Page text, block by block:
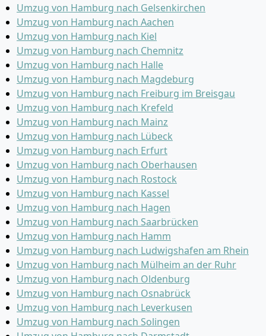
Umzug von Hamburg nach Gelsenkirchen
Umzug von Hamburg nach Aachen
Umzug von Hamburg nach Kiel
Umzug von Hamburg nach Chemnitz
Umzug von Hamburg nach Halle
Umzug von Hamburg nach Magdeburg
Umzug von Hamburg nach Freiburg im Breisgau
Umzug von Hamburg nach Krefeld
Umzug von Hamburg nach Mainz
Umzug von Hamburg nach Lübeck
Umzug von Hamburg nach Erfurt
Umzug von Hamburg nach Oberhausen
Umzug von Hamburg nach Rostock
Umzug von Hamburg nach Kassel
Umzug von Hamburg nach Hagen
Umzug von Hamburg nach Saarbrücken
Umzug von Hamburg nach Hamm
Umzug von Hamburg nach Ludwigshafen am Rhein
Umzug von Hamburg nach Mülheim an der Ruhr
Umzug von Hamburg nach Oldenburg
Umzug von Hamburg nach Osnabrück
Umzug von Hamburg nach Leverkusen
Umzug von Hamburg nach Solingen